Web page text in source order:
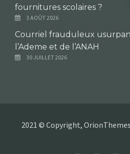
fournitures scolaires ?
3 AOÛT 2026
Courriel frauduleux
l’Ademe et de l’ANAH
30 JUILLET 2026
2021 © Copyright,